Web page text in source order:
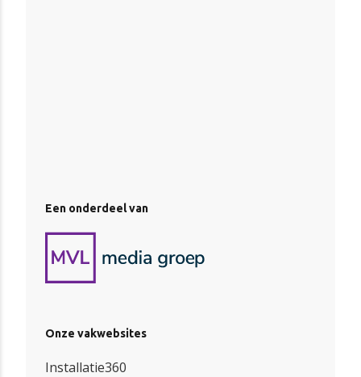
Een onderdeel van
Onze vakwebsites
Installatie360